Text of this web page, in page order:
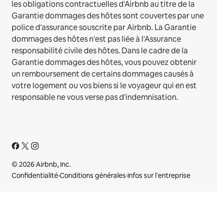
les obligations contractuelles d'Airbnb au titre de la
Garantie dommages des hôtes sont couvertes par une
police d'assurance souscrite par Airbnb. La Garantie
dommages des hôtes n'est pas liée à l'Assurance
responsabilité civile des hôtes. Dans le cadre de la
Garantie dommages des hôtes, vous pouvez obtenir
un remboursement de certains dommages causés à
votre logement ou vos biens si le voyageur qui en est
responsable ne vous verse pas d'indemnisation.
© 2026 Airbnb, Inc.
Confidentialité·Conditions générales·Infos sur l'entreprise